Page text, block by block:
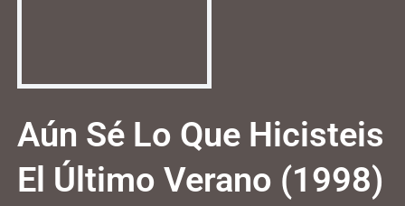
Aún Sé Lo Que Hicisteis
El Último Verano (1998)